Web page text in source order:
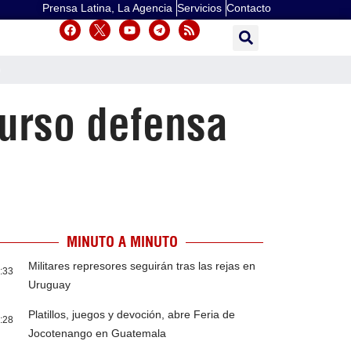
Prensa Latina, La Agencia Servicios Contacto
defensa
MINUTO A MINUTO
Militares represores seguirán tras las rejas en
Uruguay
Platillos, juegos y devoción, abre Feria de
Jocotenango en Guatemala